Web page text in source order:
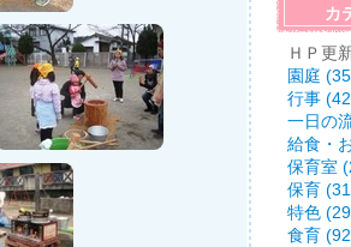
カ
ＨＰ更
園庭
行事
一日の
給食・
保育室
保育
特色
食育